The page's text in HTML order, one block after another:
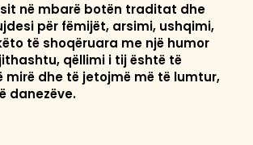
në mbarë botën traditat dhe
për fëmijët, arsimi, ushqimi,
të shoqëruara me një humor
qëllimi i tij është të
dhe të jetojmë më të lumtur,
danezëve.